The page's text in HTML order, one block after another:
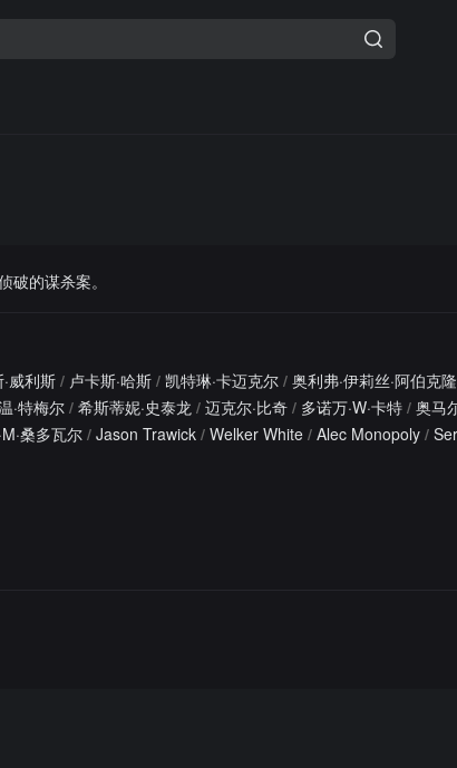
的谋杀案。
威利斯/ 卢卡斯·哈斯 / 凯特琳·卡迈克尔 / 奥利弗·伊莉丝·阿伯克
·特梅尔/ 希斯蒂妮·史泰龙 / 迈克尔·比奇 / 多诺万·W·卡特 / 奥马
桑多瓦尔 / Jason Trawick / Welker White / Alec Monopoly /